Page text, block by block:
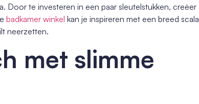
Door te investeren in een paar sleutelstukken, creëer
badkamer winkel kan je inspireren met een breed scala
neerzetten.
met slimme